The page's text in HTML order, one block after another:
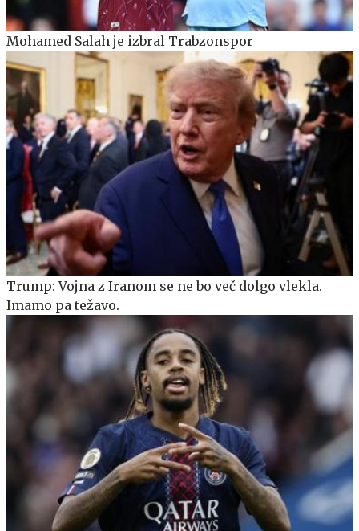
Mohamed Salah je izbral Trabzonspor
Trump: Vojna z Iranom se ne bo več dolgo vlekla.
Imamo pa težavo.